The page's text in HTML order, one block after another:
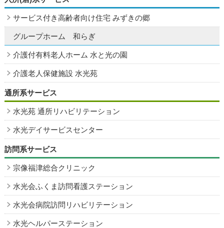
サービス付き高齢者向け住宅 みずきの郷
グループホーム 和らぎ
介護付有料老人ホーム 水と光の園
介護老人保健施設 水光苑
通所系サービス
水光苑 通所リハビリテーション
水光デイサービスセンター
訪問系サービス
宗像福津総合クリニック
水光会ふくま訪問看護ステーション
水光会病院訪問リハビリテーション
水光ヘルパーステーション